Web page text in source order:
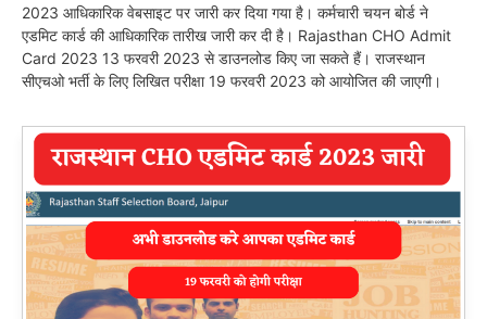
2023 आधिकारिक वेबसाइट पर जारी कर दिया गया है। कर्मचारी चयन बोर्ड ने
एडमिट कार्ड की आधिकारिक तारीख जारी कर दी है। Rajasthan CHO Admit
Card 2023 13 फरवरी 2023 से डाउनलोड किए जा सकते हैं। राजस्थान
सीएचओ भर्ती के लिए लिखित परीक्षा 19 फरवरी 2023 को आयोजित की जाएगी।